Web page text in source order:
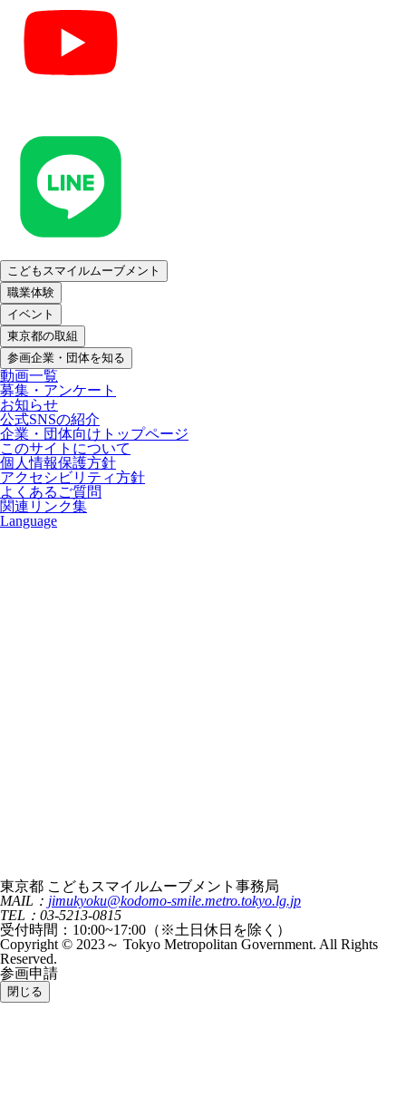
こどもスマイルムーブメント
職業体験
イベント
東京都の取組
参画企業・団体を知る
動画一覧
募集・アンケート
お知らせ
公式SNSの紹介
企業・団体向けトップページ
このサイトについて
個人情報保護方針
アクセシビリティ方針
よくあるご質問
関連リンク集
Language
東京都 こどもスマイルムーブメント事務局
MAIL： jimukyoku@kodomo-smile.metro.tokyo.lg.jp
TEL：03-5213-0815
受付時間：10:00~17:00（※土日休日を除く）
Copyright © 2023～ Tokyo Metropolitan Government. All Rights
Reserved.
参画申請
閉じる